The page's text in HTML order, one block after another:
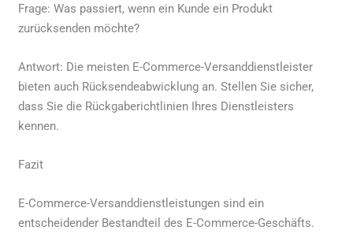
Frage: Was passiert, wenn ein Kunde ein Produkt
zurücksenden möchte?
Antwort: Die meisten E-Commerce-Versanddienstleister
bieten auch Rücksendeabwicklung an. Stellen Sie sicher,
dass Sie die Rückgaberichtlinien Ihres Dienstleisters
kennen.
Fazit
E-Commerce-Versanddienstleistungen sind ein
entscheidender Bestandteil des E-Commerce-Geschäfts.